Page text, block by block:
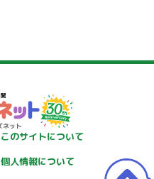
このサイトについて
個人情報について